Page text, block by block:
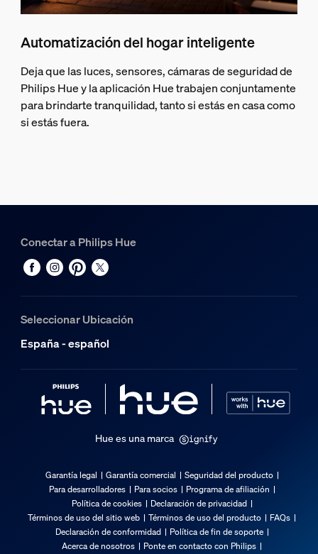
Automatización del hogar inteligente
Deja que las luces, sensores, cámaras de seguridad de
Philips Hue y la aplicación Hue trabajen conjuntamente
para brindarte tranquilidad, tanto si estás en casa como
si estás fuera.
Conectar a Philips Hue
Seleccionar Ubicación
España - español
Hue es una marca
Garantía legal Garantía comercial
Seguridad del producto
Para desarrolladores
Para socios
Programa de afiliación
Política de cookies
Declaración de privacidad
Términos de uso del sitio web
Términos de uso del producto
FAQs
Declaración de conformidad
Política de fin de soporte
Acerca de nosotros
Ponte en contacto con Philips